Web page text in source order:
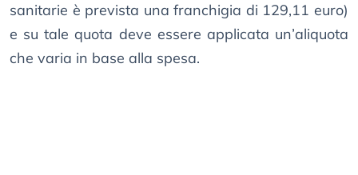
sanitarie è prevista una franchigia di 129,11 euro)
e su tale quota deve essere applicata un’aliquota
che varia in base alla spesa.